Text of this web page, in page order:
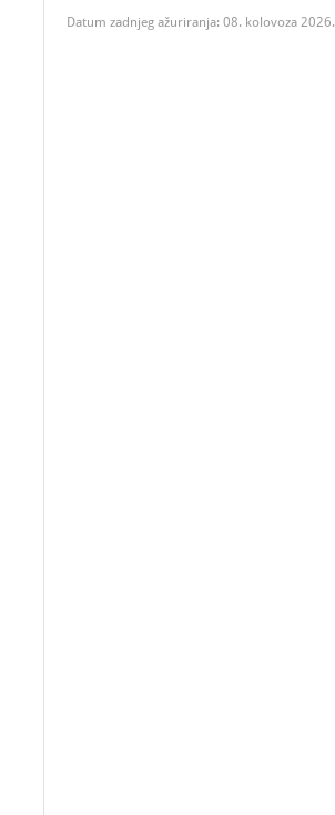
Datum zadnjeg ažuriranja: 08. kolovoza 2026.